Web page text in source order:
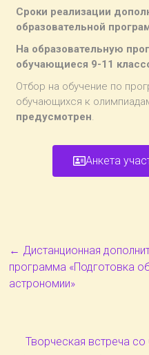
Сроки реализации
образовательной
На образовательную
обучающиеся 9-11
Отбор на обучение по
обучающихся к
предусмотрен.
Анкета
← Дистанционная
программа «Подготовка
астрономии»
Творческая встреча